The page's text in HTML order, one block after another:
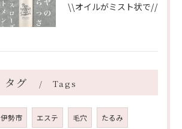
\\オイルがミスト状で//
タグ Tags
伊勢市 エステ 毛穴 たるみ